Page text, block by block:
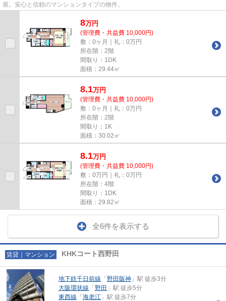
屋。安心と信頼のマンションタイプの物件。
8万円
(管理費・共益費 10,000円)
敷：0ヶ月｜礼：0万円
所在階：2階
間取り：1DK
面積：29.44㎡
8.1万円
(管理費・共益費 10,000円)
敷：0ヶ月｜礼：0万円
所在階：2階
間取り：1K
面積：30.02㎡
8.1万円
(管理費・共益費 10,000円)
敷：0万円｜礼：0万円
所在階：4階
間取り：1DK
面積：29.82㎡
全6件を表示する
賃貸｜マンション KHKコート西野田
地下鉄千日前線 「 野田阪神 」駅 徒歩3分
大阪環状線 「 野田 」駅 徒歩5分
東西線 「 海老江 」駅 徒歩7分